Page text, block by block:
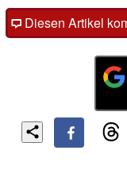
Diesen Artikel